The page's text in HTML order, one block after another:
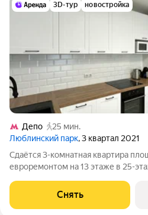
3D-тур новостройка
Депо
25 мин.
Люблинский парк, 3 квартал 2021
Сдаётся 3-комнатная квартира
евроремонтом на 13 этаже в 25-
Стиральная машина Холодильник Посудомоечная машина
Кондиционер Бойлер
Снять